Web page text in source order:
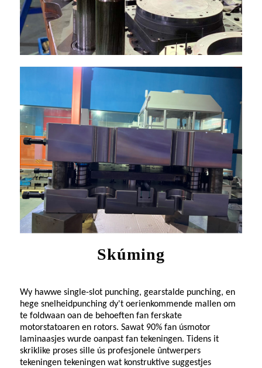
Skúming
Wy hawwe single-slot punching, gearstalde punching, en
hege snelheidpunching dy't oerienkommende mallen om
te foldwaan oan de behoeften fan ferskate
motorstatoaren en rotors. Sawat 90% fan úsmotor
laminaasjes wurde oanpast fan tekeningen. Tidens it
skriklike proses sille ús profesjonele ûntwerpers
tekeningen tekeningen wat konstruktive suggestjes